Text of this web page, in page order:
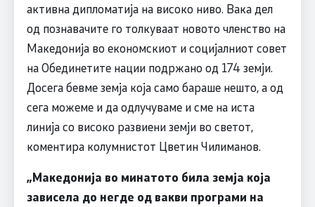
активна дипломатија на високо ниво. Вака дел
од познавачите го толкуваат новото членство на
Македонија во економскиот и социјалниот совет
на Обединетите нации подржано од 174 земји.
Досега бевме земја која само бараше нешто, а од
сега можеме и да одлучуваме и сме на иста
линија со високо развиени земји во светот,
коментира колумнистот Цветин Чилиманов.
„Македонија во минатото била земја која
зависела до негде од вакви програми на